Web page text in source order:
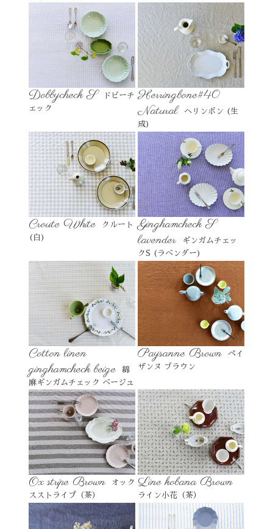
Dobbycheck S
ドビーチ
ェック
Herringbone#40
Natural
ヘリンボン (生
成)
Croute White
クルート
(白)
Ginghamcheck S
lavender
ギンガムチェッ
クS (ラベンダー)
Cotton linen
ginghamcheck beige
綿
麻ギンガムチェック ベージュ
Paysanne Brown
ペイ
ザンヌ ブラウン
Ox stripe Brown
オック
スストライプ（茶）
Line kobana Brown
ライン小花（茶）